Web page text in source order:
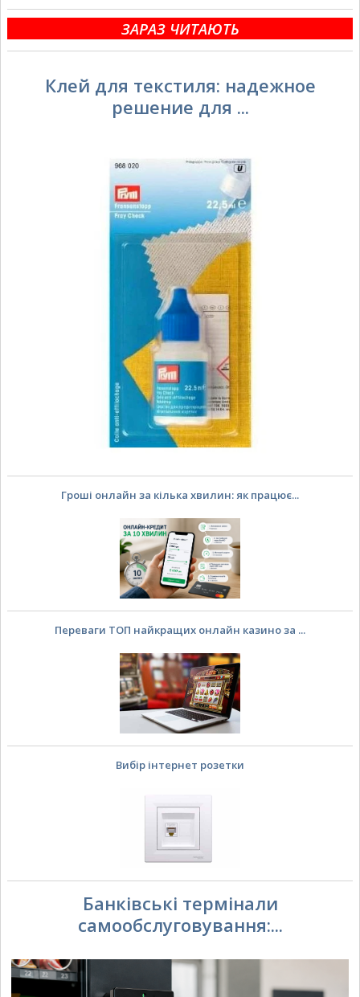
ЗАРАЗ ЧИТАЮТЬ
Клей для текстиля: надежное
решение для ...
Гроші онлайн за кілька хвилин: як працює...
Переваги ТОП найкращих онлайн казино за ...
Вибір інтернет розетки
Банківські термінали
самообслуговування:...